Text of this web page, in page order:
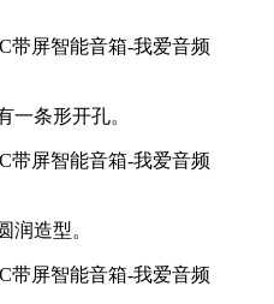
一条形开孔。
润造型。